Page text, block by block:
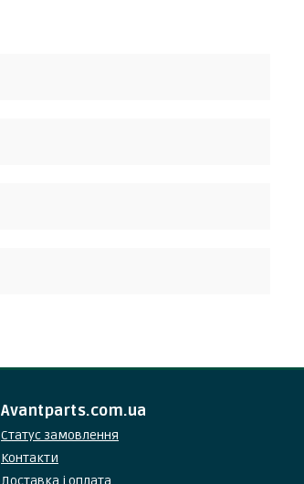
Avantparts.com.ua
Статус замовлення
Контакти
Доставка і оплата